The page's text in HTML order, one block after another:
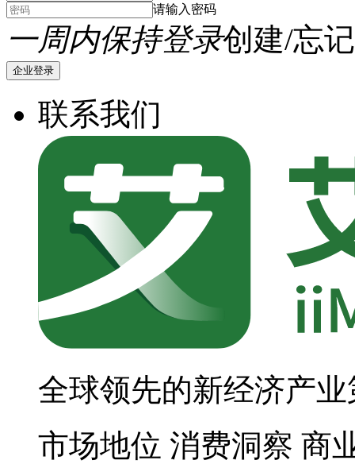
请输入密码
一周内保持登录创建/忘
企业登录
联系我们
全球领先的新经济产
市场地位 消费洞察 商